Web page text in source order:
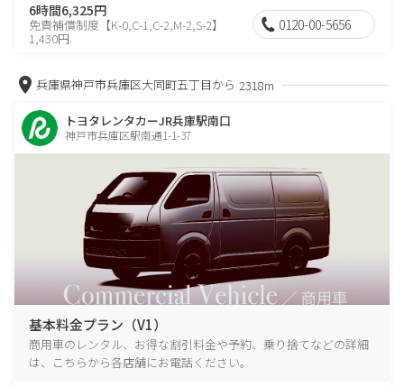
6時間6,325円
免責補償制度【K-0,C-1,C-2,M-2,S-2】
1,430円
0120-00-5656
兵庫県神戸市兵庫区大同町五丁目から 2318m
トヨタレンタカーJR兵庫駅南口
神戸市兵庫区駅南通1-1-37
基本料金プラン（V1）
商用車のレンタル、お得な割引料金や予約、乗り捨てなどの詳細
は、こちらから各店舗にお電話ください。